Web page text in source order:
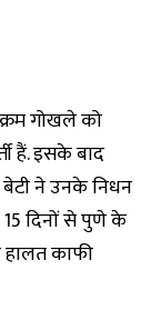
गोखले को
हैं. इसके बाद
ने उनके निधन
15 दिनों से पुणे के
काफी